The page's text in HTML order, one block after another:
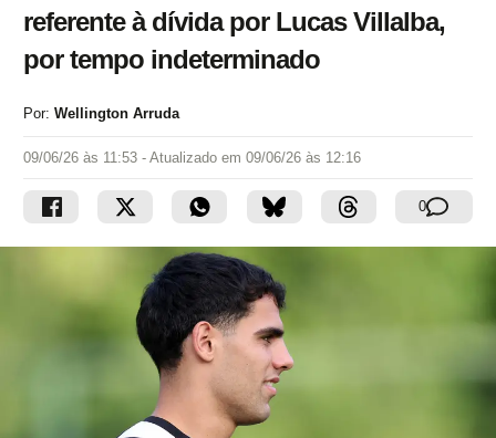
referente à dívida por Lucas Villalba,
por tempo indeterminado
Por: Wellington Arruda
09/06/26 às 11:53 - Atualizado em 09/06/26 às 12:16
0